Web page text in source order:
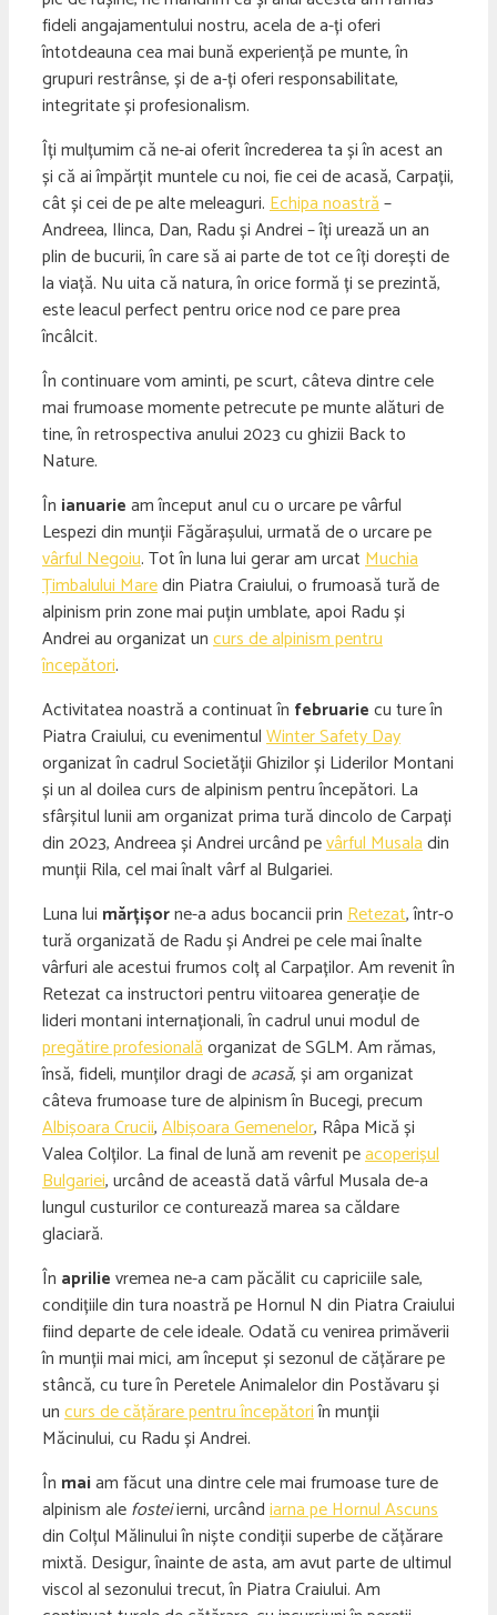
fideli angajamentului nostru, acela de a-ți oferi
întotdeauna cea mai bună experiență pe munte, în
grupuri restrânse, și de a-ți oferi responsabilitate,
integritate și profesionalism.
Îți mulțumim că ne-ai oferit încrederea ta și în acest an
și că ai împărțit muntele cu noi, fie cei de acasă, Carpații,
cât și cei de pe alte meleaguri.Echipa noastră–
Andreea, Ilinca, Dan, Radu și Andrei – îți urează un an
plin de bucurii, în care să ai parte de tot ce îți dorești de
la viață. Nu uita că natura, în orice formă ți se prezintă,
este leacul perfect pentru orice nod ce pare prea
încâlcit.
În continuare vom aminti, pe scurt, câteva dintre cele
mai frumoase momente petrecute pe munte alături de
tine, în retrospectiva anului 2023 cu ghizii Back to
Nature.
În ianuarieam început anul cu o urcare pe vârful
Lespezi din munții Făgărașului, urmată de o urcare pe
vârful Negoiu. Tot în luna lui gerar am urcatMuchia
Țimbalului Maredin Piatra Craiului, o frumoasă tură de
alpinism prin zone mai puțin umblate, apoi Radu și
Andrei au organizat uncurs de alpinism pentru
începători.
Activitatea noastră a continuat în februariecu ture în
Piatra Craiului, cu evenimentulWinter Safety Day
organizat în cadrul Societății Ghizilor și Liderilor Montani
și un al doilea curs de alpinism pentru începători. La
sfârșitul lunii am organizat prima tură dincolo de Carpați
din 2023, Andreea și Andrei urcând pevârful Musaladin
munții Rila, cel mai înalt vârf al Bulgariei.
Luna lui mărțișorne-a adus bocancii prinRetezat, într-o
tură organizată de Radu și Andrei pe cele mai înalte
vârfuri ale acestui frumos colț al Carpaților. Am revenit în
Retezat ca instructori pentru viitoarea generație de
lideri montani internaționali, în cadrul unui modul de
pregătire profesionalăorganizat de SGLM. Am rămas,
însă, fideli, munților dragi deacasă, și am organizat
câteva frumoase ture de alpinism în Bucegi, precum
Albișoara Crucii,Albișoara Gemenelor, Râpa Mică și
Valea Colților. La final de lună am revenit peacoperișul
Bulgariei, urcând de această dată vârful Musala de-a
lungul custurilor ce conturează marea sa căldare
glaciară.
În aprilievremea ne-a cam păcălit cu capriciile sale,
condițiile din tura noastră pe Hornul N din Piatra Craiului
fiind departe de cele ideale. Odată cu venirea primăverii
în munții mai mici, am început și sezonul de cățărare pe
stâncă, cu ture în Peretele Animalelor din Postăvaru și
uncurs de cățărare pentru începătoriîn munții
Măcinului, cu Radu și Andrei.
În maiam făcut una dintre cele mai frumoase ture de
alpinism alefosteiierni, urcândiarna pe Hornul Ascuns
din Colțul Mălinului în niște condiții superbe de cățărare
mixtă. Desigur, înainte de asta, am avut parte de ultimul
viscol al sezonului trecut, în Piatra Craiului. Am